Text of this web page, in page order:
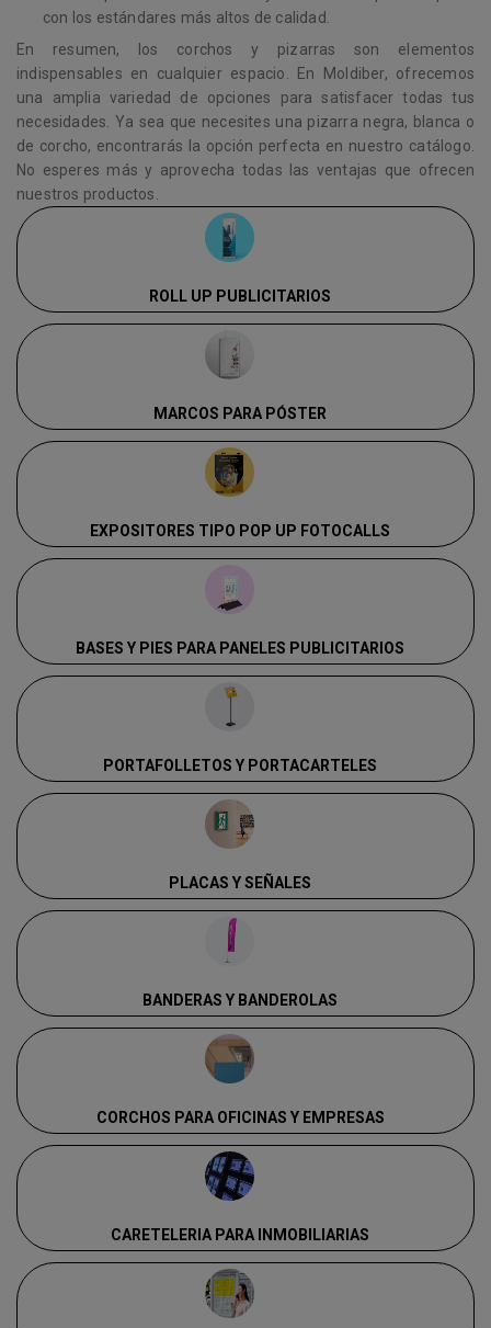
con los estándares más altos de calidad.
En resumen, los corchos y pizarras son elementos
indispensables en cualquier espacio. En Moldiber, ofrecemos
una amplia variedad de opciones para satisfacer todas tus
necesidades. Ya sea que necesites una pizarra negra, blanca o
de corcho, encontrarás la opción perfecta en nuestro catálogo.
No esperes más y aprovecha todas las ventajas que ofrecen
nuestros productos.
ROLL UP PUBLICITARIOS
MARCOS PARA PÓSTER
EXPOSITORES TIPO POP UP FOTOCALLS
BASES Y PIES PARA PANELES PUBLICITARIOS
PORTAFOLLETOS Y PORTACARTELES
PLACAS Y SEÑALES
BANDERAS Y BANDEROLAS
CORCHOS PARA OFICINAS Y EMPRESAS
CARETELERIA PARA INMOBILIARIAS